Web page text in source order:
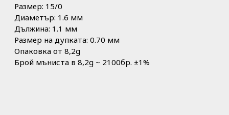
Размер: 15/0
Диаметър: 1.6 мм
Дължина: 1.1 мм
Размер на дупката: 0.70 мм
Опаковка от 8,2g
Брой мъниста в 8,2g ~ 2100бр. ±1%